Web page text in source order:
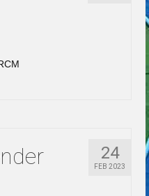
24
FEB 2023